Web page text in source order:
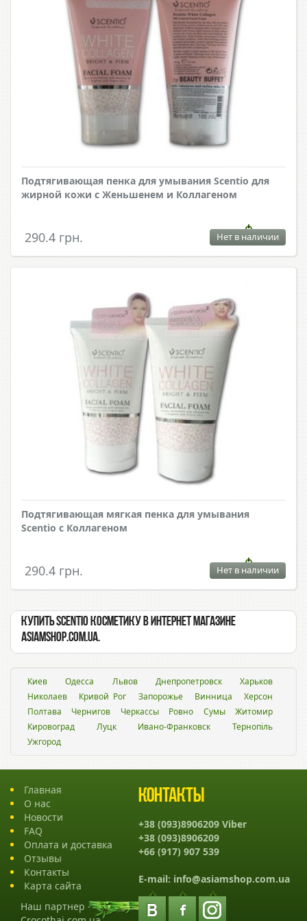
Подтягивающая пенка для умывания Scentio для
жирной кожи с Женьшенем и Коллагеном
290.4 грн. Нет в наличии
Подтягивающая мягкая пенка для умывания
Scentio с Коллагеном
290.4 грн. Нет в наличии
Купить Scentio косметику в интернет магазине
Asiamshop.com.ua.
Киев Одесса Львов Днепропетровск
Харьков
Николаев
Кривой Рог Запорожье Винница
Херсон
Полтава
Чернигов Черкассы Ровно Сумы
Житомир
Кировоград
Луцк Ивано-Франковск
Тернопіль
Ужгород
Главная
О нас
Новости
FAQ
Оплата и доставка
Отзывы
Контакты
Карта сайта
Наш партнер -
Контакты
+38 (093)8906209 Viber
+38 (093)8906209
+66 (917) 907 539
E-mail: info@asiamshop.com.ua